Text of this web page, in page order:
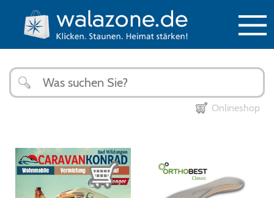
Onlineshop